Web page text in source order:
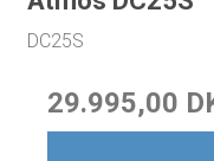
DC25S
29.995,00